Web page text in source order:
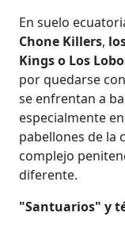
En suelo
Chone Killers,
Kings o Los
por quedarse
se enfrentan a
especialmente
pabellones de la
complejo
diferente.
"Santuarios" y